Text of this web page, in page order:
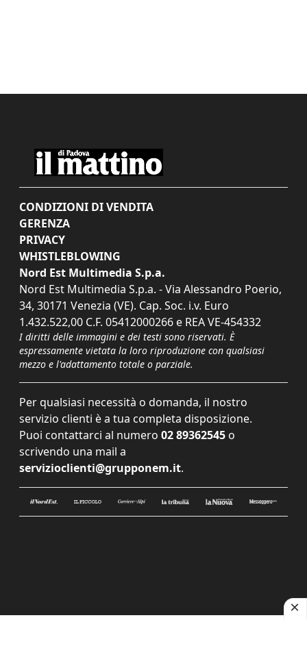
CONDIZIONI DI VENDITA
GERENZA
PRIVACY
WHISTLEBLOWING
Nord Est Multimedia S.p.a.
Nord Est Multimedia S.p.a. - Via Alessandro Poerio,
34, 30171 Venezia (VE). Cap. Soc. i.v. Euro
1.432.522,00 C.F. 05412000266 e REA VE-454332
I diritti delle immagini e dei testi sono riservati. È
espressamente vietata la loro riproduzione con qualsiasi
mezzo e l'adattamento totale o parziale.
Per qualsiasi necessità o domanda, il nostro
servizio clienti è a tua completa disposizione.
Puoi contattarci al numero 02 89362545 o
scrivendo una mail a
servizioclienti@grupponem.it.